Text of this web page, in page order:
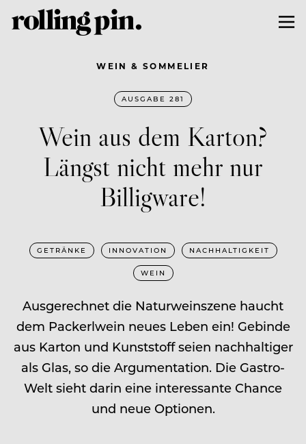
WEIN & SOMMELIER
AUSGABE 281
Wein aus dem Karton?
Längst nicht mehr nur
Billigware!
GETRÄNKE INNOVATION NACHHALTIGKEIT
WEIN
Ausgerechnet die Naturweinszene haucht
dem Packerlwein neues Leben ein! Gebinde
aus Karton und Kunststoff seien nachhaltiger
als Glas, so die Argumentation. Die Gastro-
Welt sieht darin eine interessante Chance
und neue Optionen.